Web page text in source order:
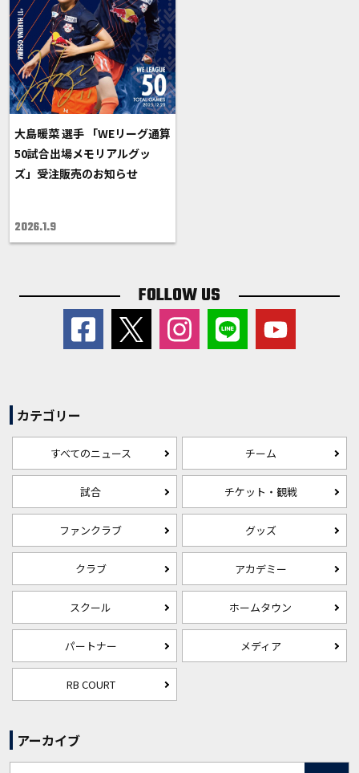
大島暖菜 選手 「WEリーグ通算
50試合出場メモリアルグッ
ズ」受注販売のお知らせ
2026.1.9
FOLLOW US
カテゴリー
すべてのニュース チーム
試合 チケット・観戦
ファンクラブ グッズ
クラブ アカデミー
スクール ホームタウン
パートナー メディア
RB COURT
アーカイブ